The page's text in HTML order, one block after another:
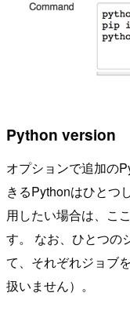
Python version
オプションで追加の
きるPythonはひとつ
用したい場合は、こ
す。 なお、ひとつの
て、それぞれジョブ
扱いません）。